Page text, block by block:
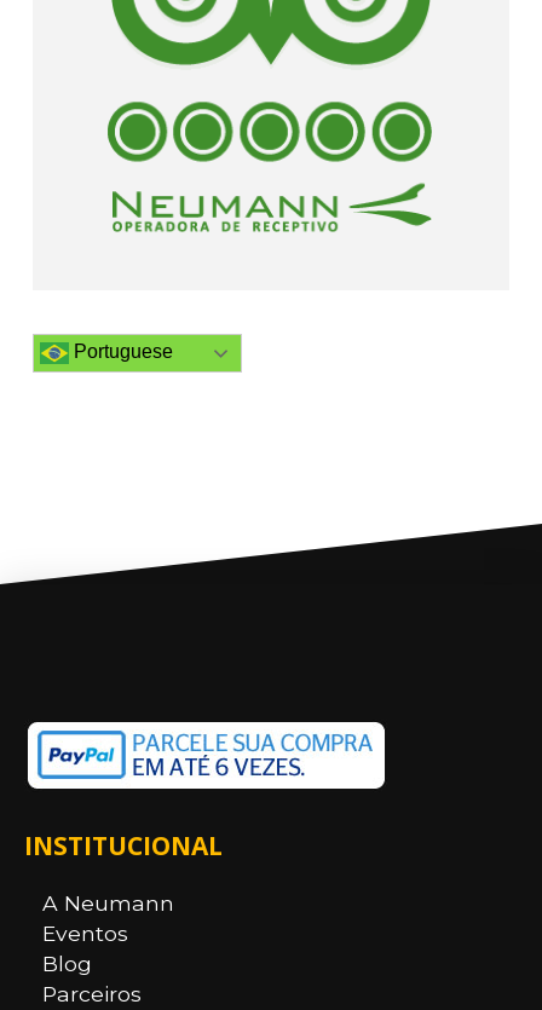
Portuguese
INSTITUCIONAL
A Neumann
Eventos
Blog
Parceiros